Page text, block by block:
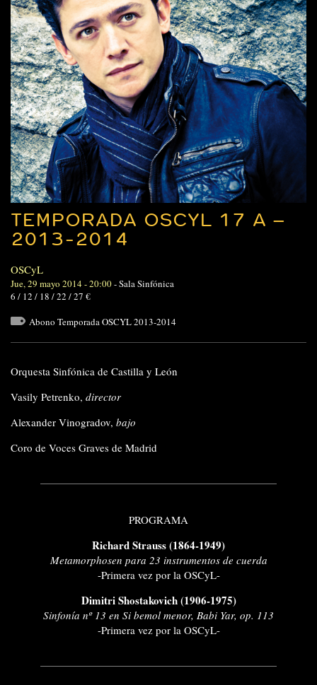
TEMPORADA OSCYL 17 A –
2013-2014
OSCyL
Jue, 29 mayo 2014 - 20:00-Sala Sinfónica
6 / 12 / 18 / 22 / 27 €
Abono Temporada OSCYL 2013-2014
Orquesta Sinfónica de Castilla y León
Vasily Petrenko, director
Alexander Vinogradov, bajo
Coro de Voces Graves de Madrid
PROGRAMA
Richard Strauss (1864-1949)
Metamorphosen para 23 instrumentos de cuerda
-Primera vez por la OSCyL-
Dimitri Shostakovich (1906-1975)
Sinfonía nº 13 en Si bemol menor, Babi Yar, op. 113
-Primera vez por la OSCyL-